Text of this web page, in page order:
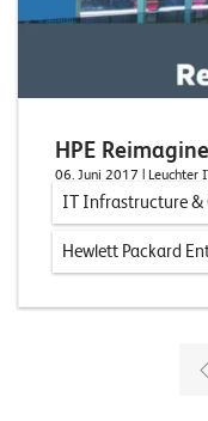
HPE
06. Juni 2017 | Leuchter
IT Infrastructure &
Hewlett Packard